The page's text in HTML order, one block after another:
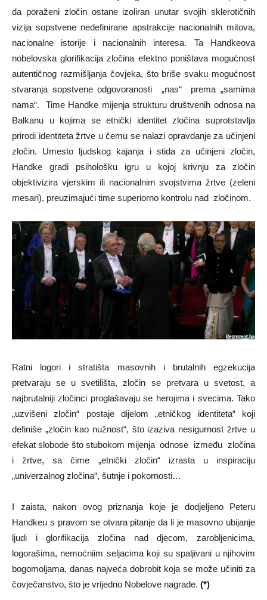
da poraženi zločin ostane izoliran unutar svojih sklerotičnih
vizija sopstvene nedefinirane apstrakcije nacionalnih mitova,
nacionalne istorije i nacionalnih interesa. Ta Handkeova
nobelovska glorifikacija zločina efektno poništava mogućnost
autentičnog razmišljanja čovjeka, što briše svaku mogućnost
stvaranja sopstvene odgovoranosti „nas“ prema „samima
nama“. Time Handke mijenja strukturu društvenih odnosa na
Balkanu u kojima se etnički identitet zločina suprotstavlja
prirodi identiteta žrtve u čemu se nalazi opravdanje za učinjeni
zločin. Umesto ljudskog kajanja i stida za učinjeni zločin,
Handke gradi psihološku igru u kojoj krivnju za zločin
objektivizira vjerskim ili nacionalnim svojstvima žrtve (zeleni
mesari), preuzimajući time superiorno kontrolu nad zločinom.
Ratni logori i stratišta masovnih i brutalnih egzekucija
pretvaraju se u svetilišta, zločin se pretvara u svetost, a
najbrutalniji zločinci proglašavaju se herojima i svecima. Tako
„uzvišeni zločin“ postaje dijelom „etničkog identiteta“ koji
definiše „zločin kao nužnost“, što izaziva nesigurnost žrtve u
efekat slobode što stubokom mijenja odnose između zločina
i žrtve, sa čime „etnički zločin“ izrasta u inspiraciju
„univerzalnog zločina“, šutnje i pokornosti…
I zaista, nakon ovog priznanja koje je dodjeljeno Peteru
Handkeu s pravom se otvara pitanje da li je masovno ubijanje
ljudi i glorifikacija zločina nad djecom, zarobljenicima,
logorašima, nemoćniim seljacima koji su spaljivani u njihovim
bogomoljama, danas najveća dobrobit koja se može učiniti za
čovječanstvo, što je vrijedno Nobelove nagrade. (*)